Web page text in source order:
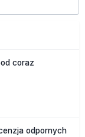
coraz
odpornych